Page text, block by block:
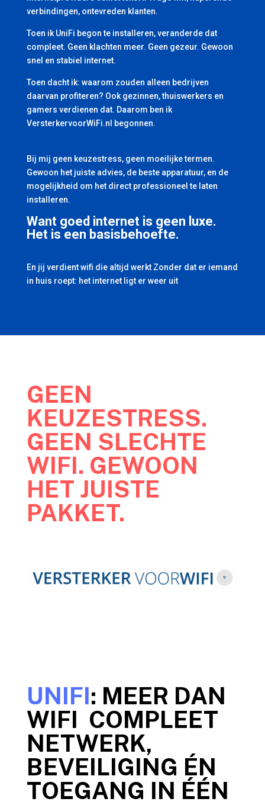
verbindingen, ontevreden klanten.
Toen ik UniFi begon te installeren, veranderde dat
compleet. Geen klachten meer. Geen gezeur. Gewoon
snel en stabiel internet.
Toen dacht ik: waarom zouden alleen bedrijven
daarvan profiteren? Ook gezinnen, thuiswerkers en
gamers verdienen dat. Daarom ben ik
VersterkervoorWiFi.nl begonnen.
Bij mij geen keuzestress, geen moeilijke termen.
Gewoon het juiste advies, de beste apparatuur, en de
mogelijkheid om het direct professioneel te laten
installeren.
Want goed internet is geen luxe.
Het is een basisbehoefte.
En jij verdient wifi die altijd werkt Zonder dat er iemand
in huis roept: het internet ligt er weer uit
GEEN
KEUZESTRESS.
GEEN SLECHTE
WIFI. GEWOON
HET JUISTE
PAKKET.
UNIFI: MEER DAN
WIFI COMPLEET
NETWERK,
BEVEILIGING ÉN
TOEGANG IN ÉÉN